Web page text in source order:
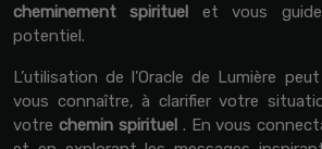
cheminement spirituel et vous
potentiel.
L’utilisation de l’Oracle de Lumière
vous connaître, à clarifier votre
votre chemin spirituel . En vous